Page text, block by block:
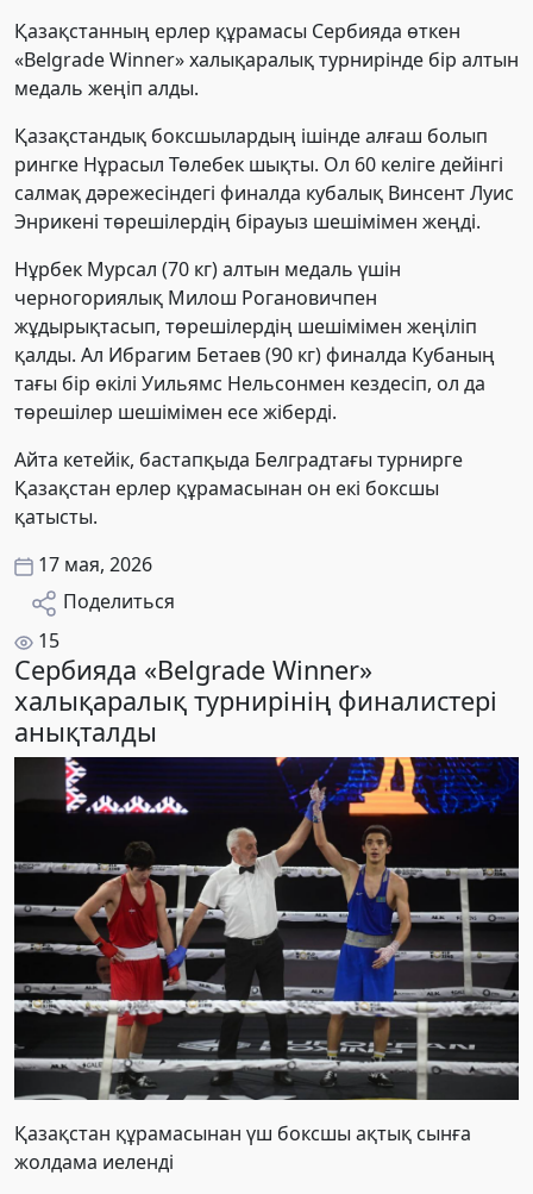
Қазақстанның ерлер құрамасы Сербияда өткен
«Belgrade Winner» халықаралық турнирінде бір алтын
медаль жеңіп алды.
Қазақстандық боксшылардың ішінде алғаш болып
рингке Нұрасыл Төлебек шықты. Ол 60 келіге дейінгі
салмақ дәрежесіндегі финалда кубалық Винсент Луис
Энрикені төрешілердің бірауыз шешімімен жеңді.
Нұрбек Мурсал (70 кг) алтын медаль үшін
черногориялық Милош Рогановичпен
жұдырықтасып, төрешілердің шешімімен жеңіліп
қалды. Ал Ибрагим Бетаев (90 кг) финалда Кубаның
тағы бір өкілі Уильямс Нельсонмен кездесіп, ол да
төрешілер шешімімен есе жіберді.
Айта кетейік, бастапқыда Белградтағы турнирге
Қазақстан ерлер құрамасынан он екі боксшы
қатысты.
17 мая, 2026
Поделиться
15
Сербияда «Belgrade Winner»
халықаралық турнирінің финалистері
анықталды
Қазақстан құрамасынан үш боксшы ақтық сынға
жолдама иеленді